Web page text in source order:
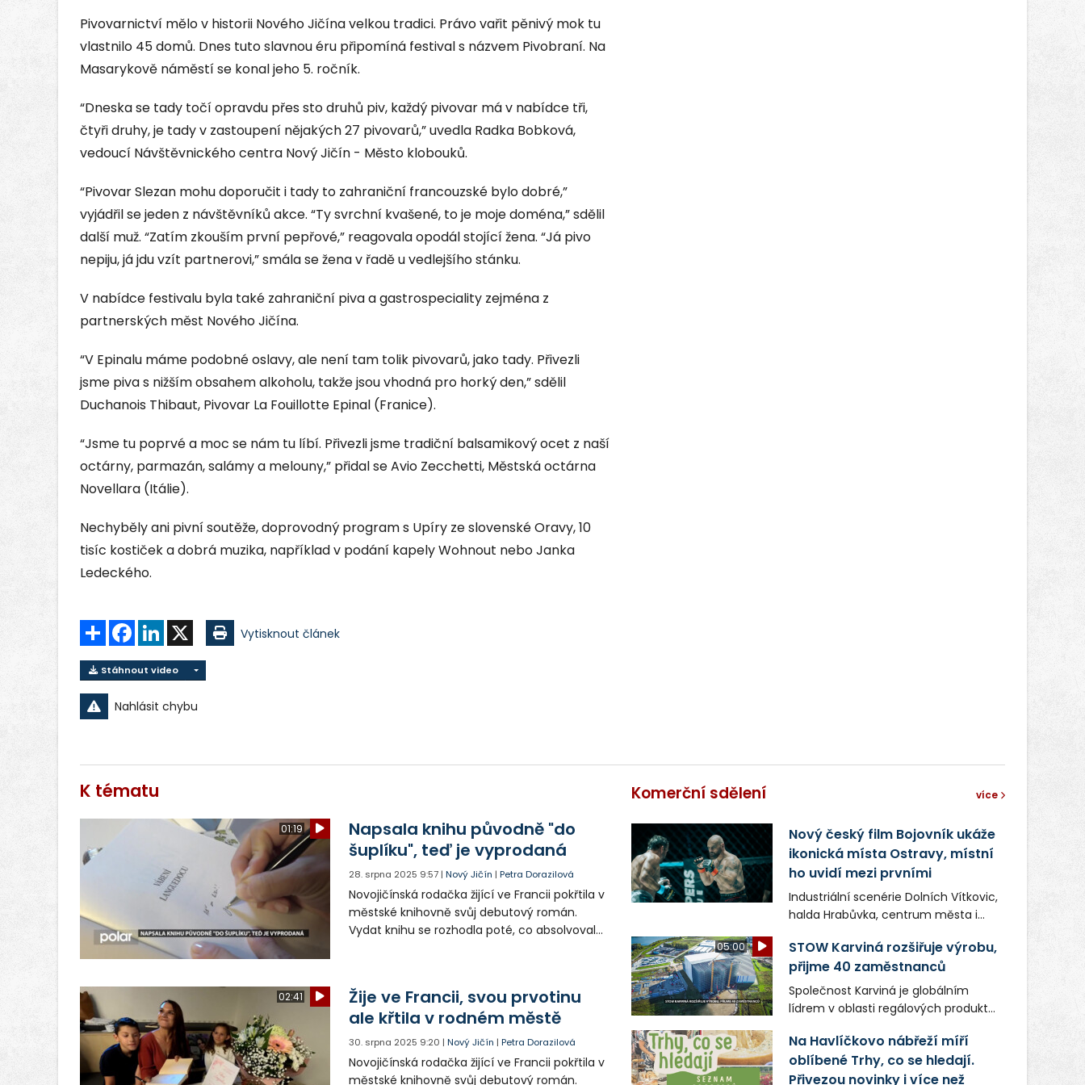
Pivovarnictví mělo v historii Nového Jičína velkou tradici. Právo vařit pěnivý mok tu
vlastnilo 45 domů. Dnes tuto slavnou éru připomíná festival s názvem Pivobraní. Na
Masarykově náměstí se konal jeho 5. ročník.
“Dneska se tady točí opravdu přes sto druhů piv, každý pivovar má v nabídce tři,
čtyři druhy, je tady v zastoupení nějakých 27 pivovarů,” uvedla Radka Bobková,
vedoucí Návštěvnického centra Nový Jičín - Město klobouků.
“Pivovar Slezan mohu doporučit i tady to zahraniční francouzské bylo dobré,”
vyjádřil se jeden z návštěvníků akce. “Ty svrchní kvašené, to je moje doména,” sdělil
další muž. “Zatím zkouším první pepřové,” reagovala opodál stojící žena. “Já pivo
nepiju, já jdu vzít partnerovi,” smála se žena v řadě u vedlejšího stánku.
V nabídce festivalu byla také zahraniční piva a gastrospeciality zejména z
partnerských měst Nového Jičína.
“V Epinalu máme podobné oslavy, ale není tam tolik pivovarů, jako tady. Přivezli
jsme piva s nižším obsahem alkoholu, takže jsou vhodná pro horký den,” sdělil
Duchanois Thibaut, Pivovar La Fouillotte Epinal (Franice).
“Jsme tu poprvé a moc se nám tu líbí. Přivezli jsme tradiční balsamikový ocet z naší
octárny, parmazán, salámy a melouny,” přidal se Avio Zecchetti, Městská octárna
Novellara (Itálie).
Nechyběly ani pivní soutěže, doprovodný program s Upíry ze slovenské Oravy, 10
tisíc kostiček a dobrá muzika, například v podání kapely Wohnout nebo Janka
Ledeckého.
Sdílet FacebookLinkedIn Vytisknout článek
Stáhnout video
Nahlásit chybu
K tématu
01:19
Napsala knihu původně "do
šuplíku", teď je vyprodaná
28. srpna 2025 9:57 |Nový Jičín |Petra Dorazilová
Novojičínská rodačka žijící ve Francii pokřtila v
městské knihovně svůj debutový román.
Vydat knihu se rozhodla poté, co absolvovala
02:41
Žije ve Francii, svou prvotinu
ale křtila v rodném městě
30. srpna 2025 9:20 |Nový Jičín |Petra Dorazilová
Novojičínská rodačka žijící ve Francii pokřtila v
městské knihovně svůj debutový román.
Komerční sdělení více
Nový český film Bojovník ukáže
ikonická místa Ostravy, místní
ho uvidí mezi prvními
Industriální scenérie Dolních Vítkovic,
halda Hrabůvka, centrum města i
v novém filmu Bojovník, který vstoupí
do kin už 13. srpna. Režiséři Vojtěch
Frič a Tomáš Dianiška si
moravskoslezskou metropoli
nevybrali náhodou – její syrová
atmosféra se stala přirozenou
součástí příběhu bývalého
boxerského šampiona Hoffa (Milan
05:00
STOW Karviná rozšiřuje výrobu,
přijme 40 zaměstnanců
Společnost Karviná je globálním
lídrem v oblasti regálových produktů
zaměstnavatelem na Karvinsku a
firmou s obrovským potenciálem.
Na Havlíčkovo nábřeží míří
oblíbené Trhy, co se hledají.
Přivezou novinky i více než